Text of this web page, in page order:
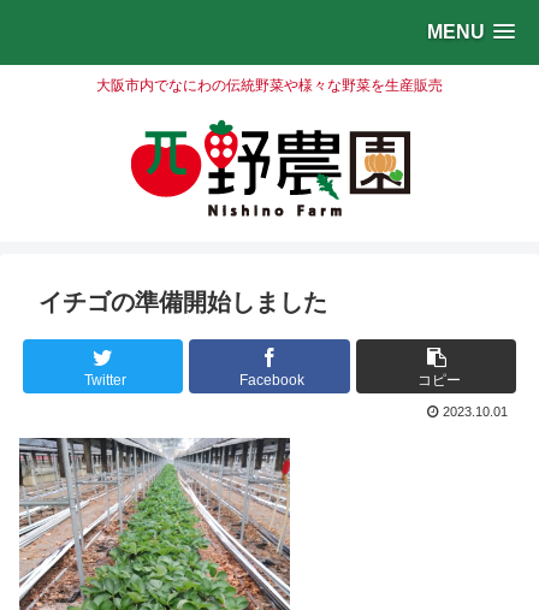
MENU
大阪市内でなにわの伝統野菜や様々な野菜を生産販売
イチゴの準備開始しました
Twitter Facebook コピー
2023.10.01